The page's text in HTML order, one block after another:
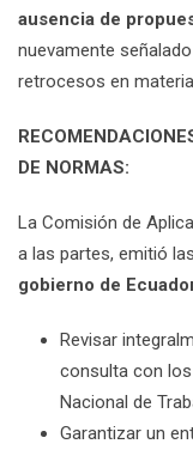
ausencia de
nuevamente
retrocesos en
DE NORMAS:
La Comisión de
a las partes, emitió las
gobierno de
Revisar
consulta con
Nacional de
Garantizar un